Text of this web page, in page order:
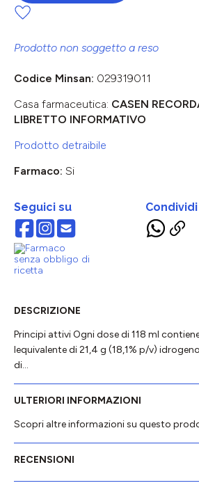
Prodotto non soggetto a reso
Codice Minsan: 029319011
Casa farmaceutica: CASEN
LIBRETTO INFORMATIVO
Prodotto detraibile
Farmaco: Si
Seguici su Condividi
DESCRIZIONE
Principi attivi Ogni dose di 118 ml
lequivalente di 21,4 g (18,1% p/v)
di…
ULTERIORI INFORMAZIONI
Scopri altre informazioni su questo
RECENSIONI